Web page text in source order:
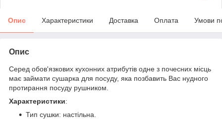
Опис Характеристики Доставка Оплата Умови
Опис
Серед обов'язкових кухонних атрибутів одне з почесних місць
має займати сушарка для посуду, яка позбавить Вас нудного
протирання посуду рушником.
Характеристики:
Тип сушки: настільна.